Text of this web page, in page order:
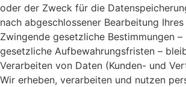
oder der Zweck für die
nach abgeschlossener Bearbeitung
Zwingende gesetzliche Bestimmungen –
gesetzliche Aufbewahrungsfristen –
Verarbeiten von Daten (Kunden- und
Wir erheben, verarbeiten und nutzen